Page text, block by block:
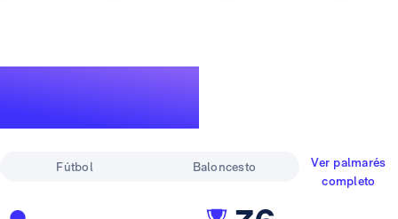
Fútbol Baloncesto
Ver palmarés
completo